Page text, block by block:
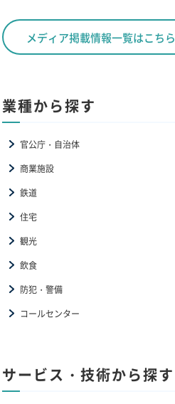
メディア掲載情報一覧はこちら
業種から探す
官公庁・自治体
商業施設
鉄道
住宅
観光
飲食
防犯・警備
コールセンター
サービス・技術から探す